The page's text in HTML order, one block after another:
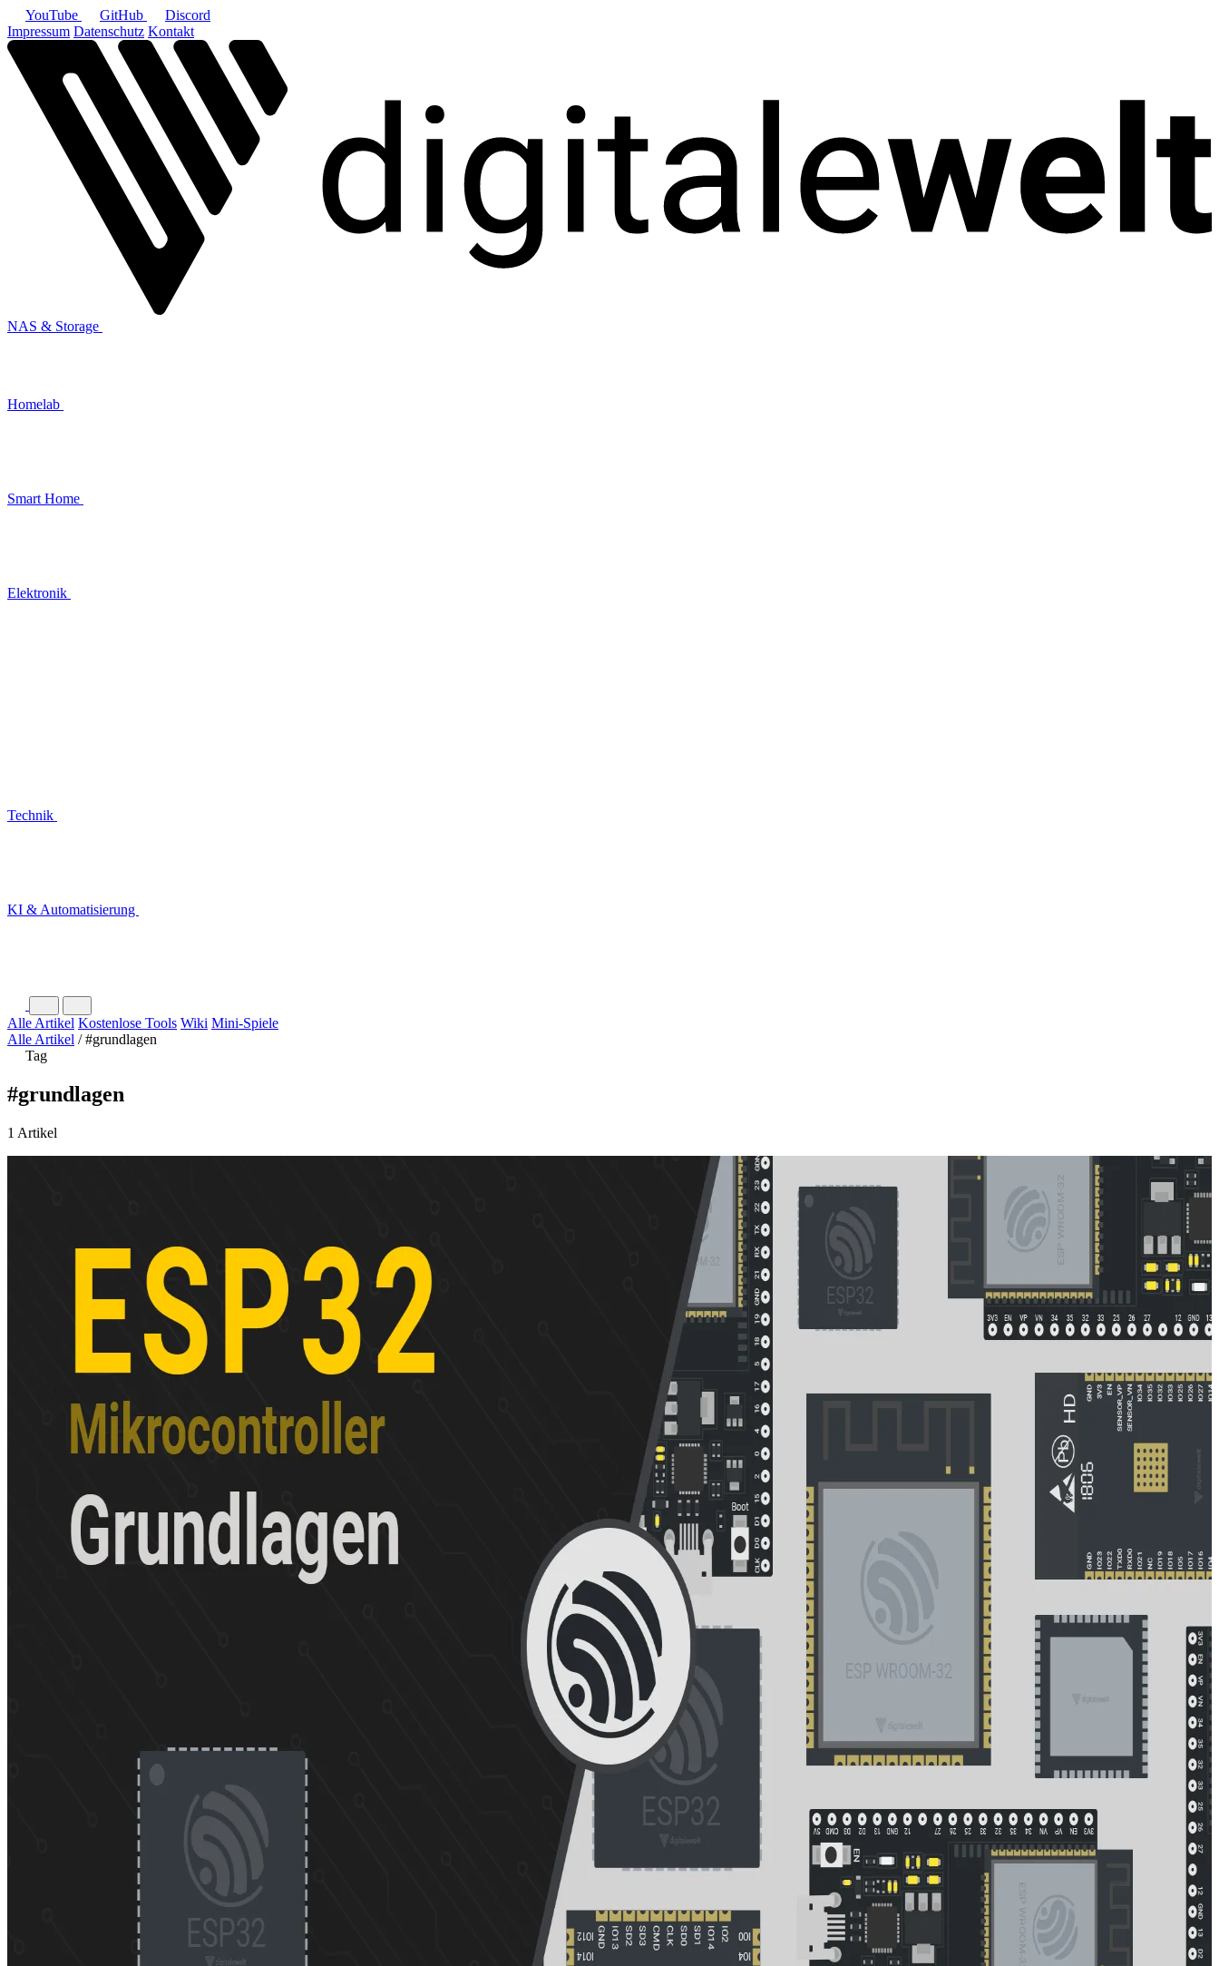
YouTube GitHub
Discord
Impressum Datenschutz Kontakt
NAS & Storage
Homelab
Smart Home
Elektronik
Technik
KI & Automatisierung
Alle Artikel Kostenlose Tools Wiki Mini-Spiele
Alle Artikel / #grundlagen
Tag
#grundlagen
1 Artikel